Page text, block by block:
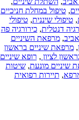
, טיפול במחלת חניכיים
, טיפולי שיננית, טיפולי
דנטלית, כירורגיה פה
,מרפאת השיניים
,מרפאת שיניים בראשון
לציון , רופא שיניים
שיניים מונעת,שיטות
, תיירות רפואית